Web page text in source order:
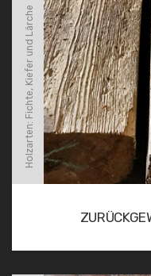
Holzarten: Fichte, Kiefer und Lärche